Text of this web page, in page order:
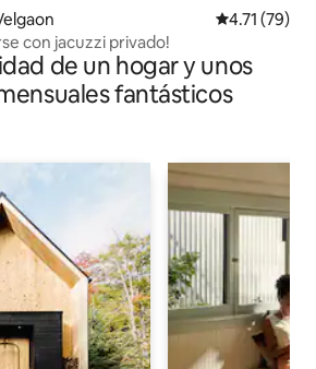
Calificación
4.71 (79)
con jacuzzi privado!
de un hogar y unos
fantásticos